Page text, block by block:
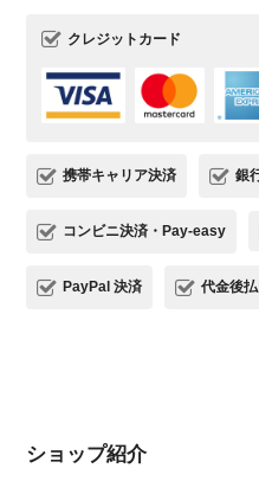
クレジットカード
携帯キャリア決済 銀
コンビニ決済・Pay-easy
PayPal 決済 代金後
ショップ紹介